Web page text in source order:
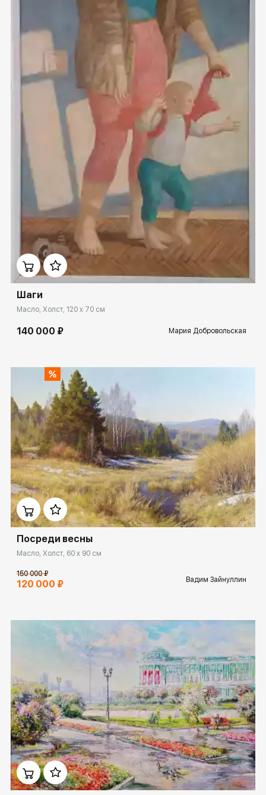
Домен: ekb.rakovgallery.ru
Шаги
Масло, Холст, 120 x 70 см
140 000 ₽ Мария Добровольская
Домен: ekb.rakovgallery.ru
Посреди весны
Масло, Холст, 60 x 90 см
150 000 ₽
120 000 ₽ Вадим Зайнуллин
Домен: ekb.rakovgallery.ru